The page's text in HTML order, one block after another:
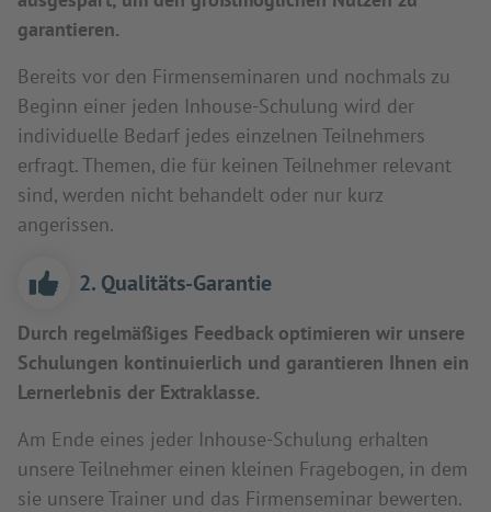
garantieren.
Bereits vor den Firmenseminaren und nochmals zu
Beginn einer jeden Inhouse-Schulung wird der
individuelle Bedarf jedes einzelnen Teilnehmers
erfragt. Themen, die für keinen Teilnehmer relevant
sind, werden nicht behandelt oder nur kurz
angerissen.
2. Qualitäts-Garantie
Durch regelmäßiges Feedback optimieren wir unsere
Schulungen kontinuierlich und garantieren Ihnen ein
Lernerlebnis der Extraklasse.
Am Ende eines jeder Inhouse-Schulung erhalten
unsere Teilnehmer einen kleinen Fragebogen, in dem
sie unsere Trainer und das Firmenseminar bewerten.